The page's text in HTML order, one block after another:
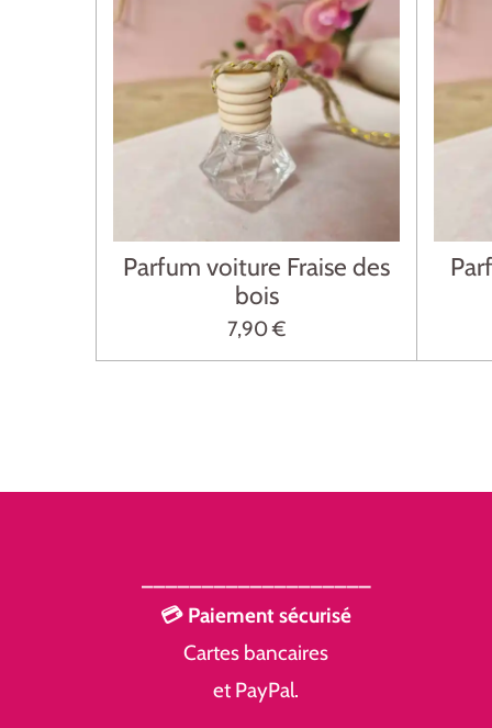
Parfum voiture Fraise des
bois
7,90 €
💳 Paiement sécurisé
Cartes bancaires
et PayPal.